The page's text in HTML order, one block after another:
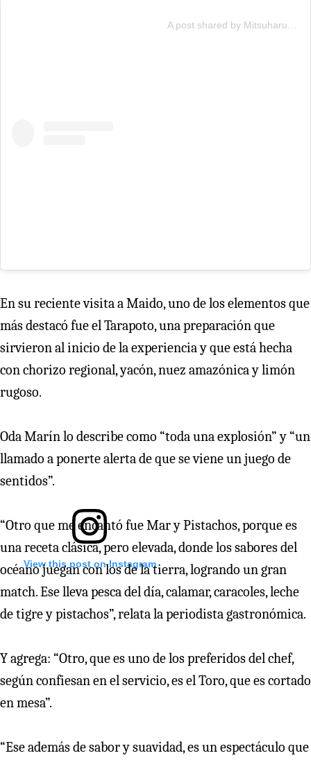
View this post on Instagram
En su reciente visita a Maido, uno de los elementos que
más destacó fue el Tarapoto, una preparación que
sirvieron al inicio de la experiencia y que está hecha
con chorizo regional, yacón, nuez amazónica y limón
rugoso.
Oda Marín lo describe como “toda una explosión” y “un
llamado a ponerte alerta de que se viene un juego de
sentidos”.
“Otro que me encantó fue Mar y Pistachos, porque es
una receta clásica, pero elevada, donde los sabores del
océano juegan con los de la tierra, logrando un gran
match. Ese lleva pesca del día, calamar, caracoles, leche
de tigre y pistachos”, relata la periodista gastronómica.
Y agrega: “Otro, que es uno de los preferidos del chef,
según confiesan en el servicio, es el Toro, que es cortado
en mesa”.
“Ese además de sabor y suavidad, es un espectáculo que